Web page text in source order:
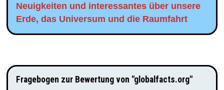
Neuigkeiten und interessantes über unsere
Erde, das Universum und die Raumfahrt
Fragebogen zur Bewertung von "globalfacts.org"